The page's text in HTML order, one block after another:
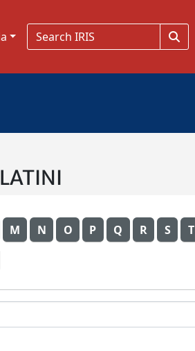
M N O P Q R S T